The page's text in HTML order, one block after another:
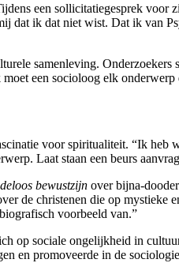
een sollicitatiegesprek
dat ik dat niet wist. Dat ik van
samenleving.
een socioloog elk
voor spiritualiteit. “Ik heb
Laat staan een beurs
bewustzijn over bijna-
de christenen die op
voorbeeld van.”
op sociale ongelijkheid in
en promoveerde in de